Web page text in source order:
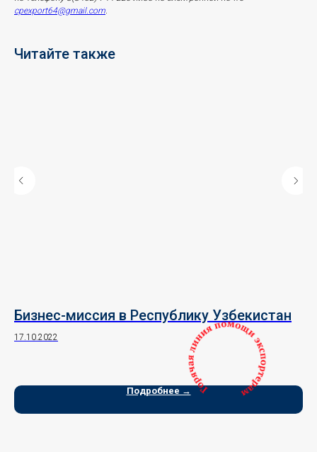
cpexport64@gmail.com.
Читайте также
Бизнес-миссия в Республику Узбекистан
17.10.2022
Подробнее →